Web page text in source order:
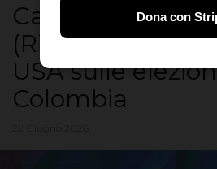
Camposampiero
(Rifondazione):
USA sulle
Colombia
Dona con